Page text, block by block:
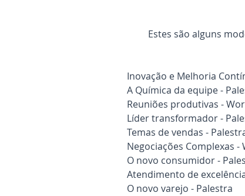
Estes são alguns
Inovação e Melhoria
A Química da equipe -
Reuniões produtivas -
Líder transformador -
Temas de vendas -
Negociações Complexas -
O novo consumidor -
Atendimento de
O novo varejo - Palestra